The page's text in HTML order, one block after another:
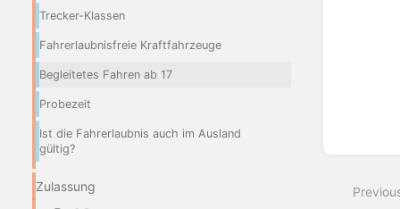
Trecker-Klassen
Fahrerlaubnisfreie Kraftfahrzeuge
Begleitetes Fahren ab 17
Probezeit
Ist die Fahrerlaubnis auch im Ausland
gültig?
Zulassung